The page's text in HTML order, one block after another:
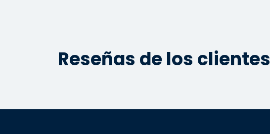
Reseñas de los clientes